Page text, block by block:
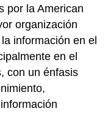
por la American
organización
información en el
en el
con un énfasis